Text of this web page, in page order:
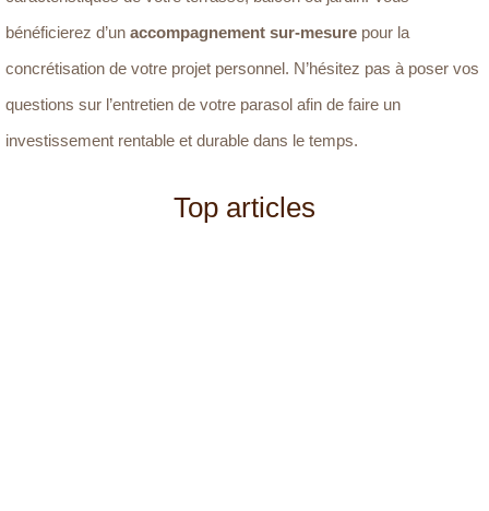
bénéficierez d’un accompagnement sur-mesure pour la
concrétisation de votre projet personnel. N’hésitez pas à poser vos
questions sur l’entretien de votre parasol afin de faire un
investissement rentable et durable dans le temps.
Top articles